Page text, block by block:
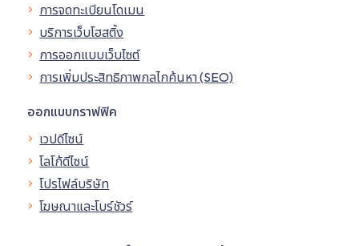
การจดทะเบียนโดเมน
บริการเว็บโฮสติ้ง
การออกแบบเว็บไซต์
การเพิ่มประสิทธิภาพกลไกค้นหา (SEO)
ออกแบบกราฟฟิค
เวปดีไซน์
โลโก้ดีไซน์
โปรไฟล์บริษัท
โฆษณาและโบร์ชัวร์